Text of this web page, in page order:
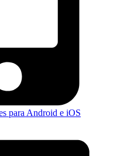
para Android e iOS